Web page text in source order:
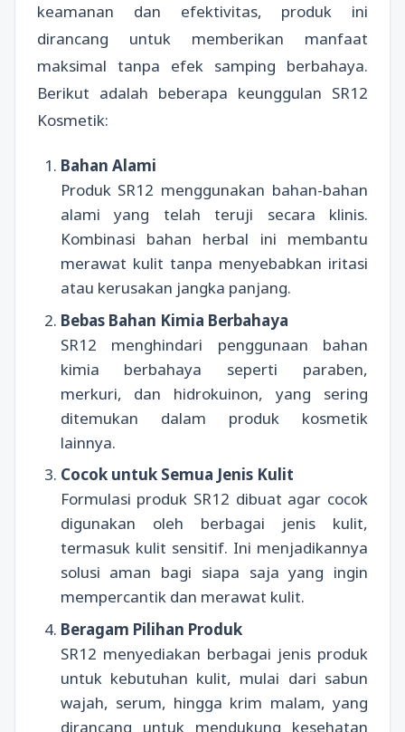
keamanan dan efektivitas, produk ini
dirancang untuk memberikan manfaat
maksimal tanpa efek samping berbahaya.
Berikut adalah beberapa keunggulan SR12
Kosmetik:
Bahan Alami
Produk SR12 menggunakan bahan-bahan
alami yang telah teruji secara klinis.
Kombinasi bahan herbal ini membantu
merawat kulit tanpa menyebabkan iritasi
atau kerusakan jangka panjang.
Bebas Bahan Kimia Berbahaya
SR12 menghindari penggunaan bahan
kimia berbahaya seperti paraben,
merkuri, dan hidrokuinon, yang sering
ditemukan dalam produk kosmetik
lainnya.
Cocok untuk Semua Jenis Kulit
Formulasi produk SR12 dibuat agar cocok
digunakan oleh berbagai jenis kulit,
termasuk kulit sensitif. Ini menjadikannya
solusi aman bagi siapa saja yang ingin
mempercantik dan merawat kulit.
Beragam Pilihan Produk
SR12 menyediakan berbagai jenis produk
untuk kebutuhan kulit, mulai dari sabun
wajah, serum, hingga krim malam, yang
dirancang untuk mendukung kesehatan